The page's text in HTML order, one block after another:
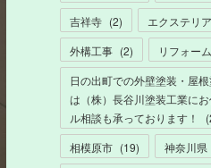
吉祥寺 (2) エクステリア
外構工事 (2) リフォーム
日の出町での外壁塗装・屋
は（株）長谷川塗装工業に
ル相談も承っております！
(
相模原市 (19) 神奈川県